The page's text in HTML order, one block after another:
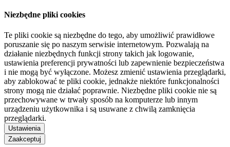
Niezbędne pliki cookies
Te pliki cookie są niezbędne do tego, aby umożliwić prawidłowe
poruszanie się po naszym serwisie internetowym. Pozwalają na
działanie niezbędnych funkcji strony takich jak logowanie,
ustawienia preferencji prywatności lub zapewnienie bezpieczeństwa
i nie mogą być wyłączone. Możesz zmienić ustawienia przeglądarki,
aby zablokować te pliki cookie, jednakże niektóre funkcjonalności
strony mogą nie działać poprawnie. Niezbędne pliki cookie nie są
przechowywane w trwały sposób na komputerze lub innym
urządzeniu użytkownika i są usuwane z chwilą zamknięcia
przeglądarki.
Ustawienia
Zaakceptuj